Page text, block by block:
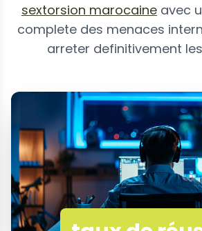
sextorsion marocaine avec
complete des menaces
arreter definitivement